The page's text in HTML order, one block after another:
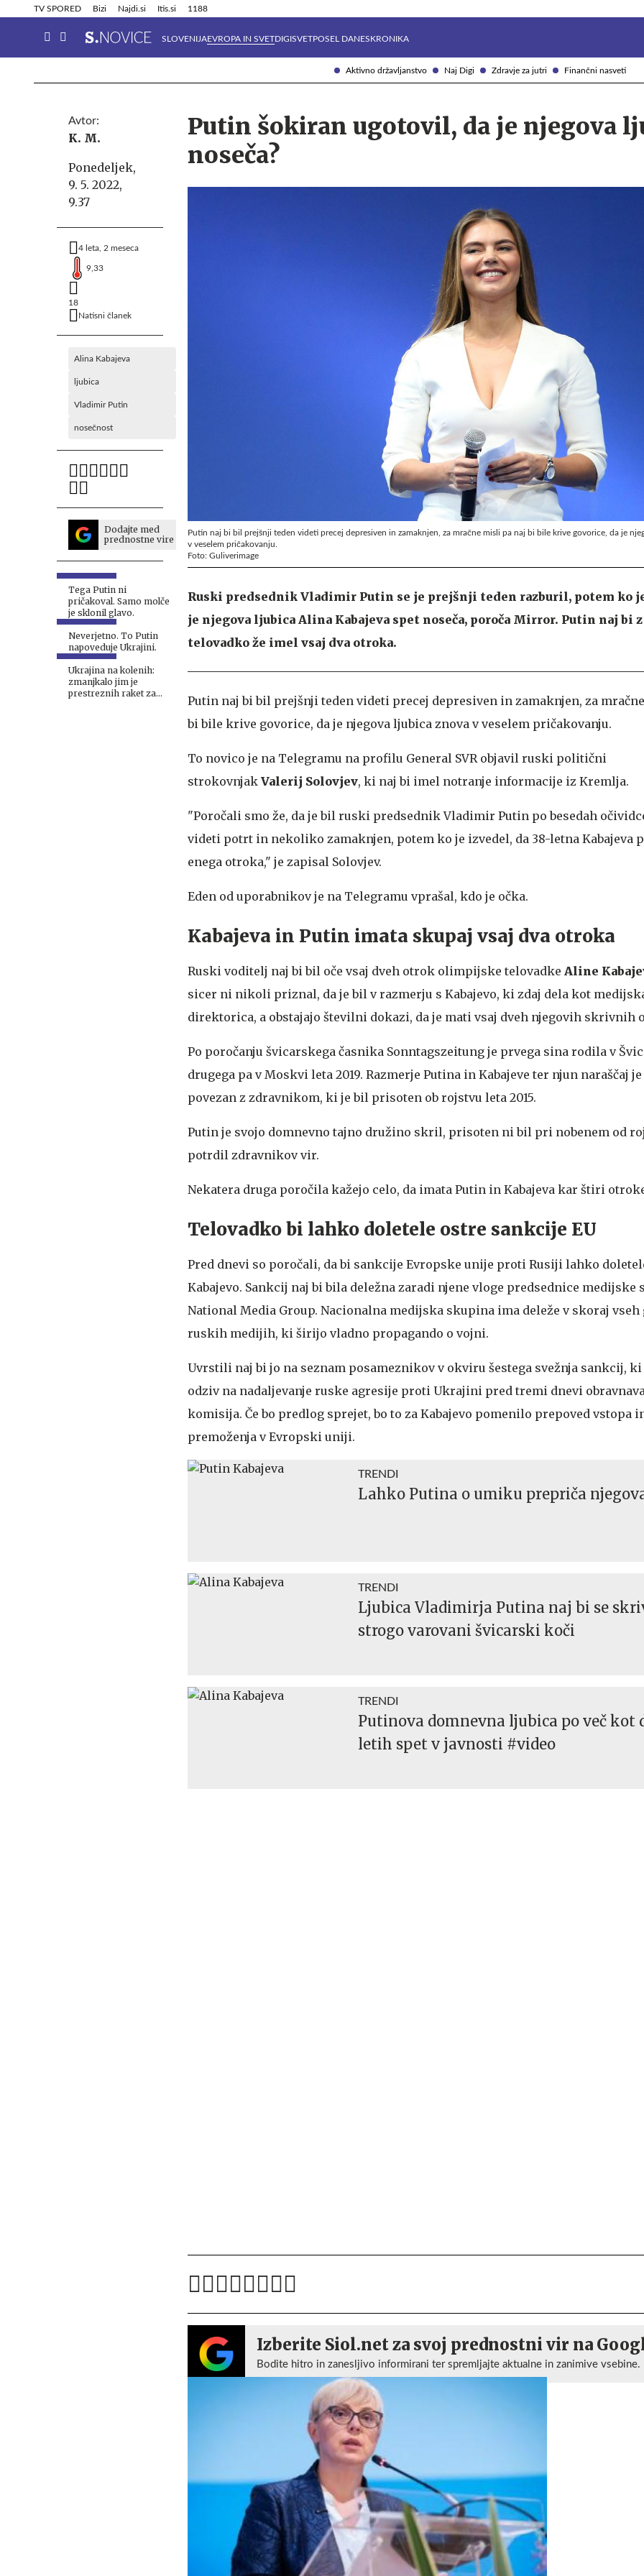
Aktivno državljanstvo Naj Digi Zdravje za jutri Finančni nasveti
TV SPORED Bizi Najdi.si Itis.si 1188
SLOVENIJAEVROPA IN SVETDIGISVETPOSEL DANESKRONIKA
Info in obvestila Tehnik
Avtor:
K. M.
Ponedeljek,
9. 5. 2022,
9.37
4 leta, 2 meseca
9,33
18
Natisni članek
Alina Kabajeva
ljubica
Vladimir Putin
nosečnost
Dodajte med
prednostne vire
Tega Putin ni
pričakoval. Samo molče
je sklonil glavo.
Neverjetno. To Putin
napoveduje Ukrajini.
Ukrajina na kolenih:
zmanjkalo jim je
prestreznih raket za
Putin šokiran ugotovil, da je njegova
noseča?
Putin naj bi bil prejšnji teden videti precej depresiven in zamaknjen, za mračne misli pa naj bi bile krive govorice, da je
v veselem pričakovanju.
Foto: Guliverimage
Ruski predsednik Vladimir Putin se je prejšnji teden razburil, potem ko
je njegova ljubica Alina Kabajeva spet noseča, poroča Mirror. Putin naj bi
telovadko že imel vsaj dva otroka.
Putin naj bi bil prejšnji teden videti precej depresiven in zamaknjen, za
bi bile krive govorice, da je njegova ljubica znova v veselem pričakovanju.
To novico je na Telegramu na profilu General SVR objavil ruski politični
strokovnjak Valerij Solovjev, ki naj bi imel notranje informacije iz Kremlja.
"Poročali smo že, da je bil ruski predsednik Vladimir Putin po besedah
videti potrt in nekoliko zamaknjen, potem ko je izvedel, da 38-letna Kabajeva
enega otroka," je zapisal Solovjev.
Eden od uporabnikov je na Telegramu vprašal, kdo je očka.
Kabajeva in Putin imata skupaj vsaj dva otroka
Ruski voditelj naj bi bil oče vsaj dveh otrok olimpijske telovadke Aline
sicer ni nikoli priznal, da je bil v razmerju s Kabajevo, ki zdaj dela kot
direktorica, a obstajajo številni dokazi, da je mati vsaj dveh njegovih skrivnih
Po poročanju švicarskega časnika Sonntagszeitung je prvega sina rodila v
drugega pa v Moskvi leta 2019. Razmerje Putina in Kabajeve ter njun naraščaj
povezan z zdravnikom, ki je bil prisoten ob rojstvu leta 2015.
Putin je svojo domnevno tajno družino skril, prisoten ni bil pri nobenem od
potrdil zdravnikov vir.
Nekatera druga poročila kažejo celo, da imata Putin in Kabajeva kar štiri
Telovadko bi lahko doletele ostre sankcije EU
Pred dnevi so poročali, da bi sankcije Evropske unije proti Rusiji lahko
Kabajevo. Sankcij naj bi bila deležna zaradi njene vloge predsednice medijske
National Media Group. Nacionalna medijska skupina ima deleže v skoraj
ruskih medijih, ki širijo vladno propagando o vojni.
Uvrstili naj bi jo na seznam posameznikov v okviru šestega svežnja sankcij, ki
odziv na nadaljevanje ruske agresije proti Ukrajini pred tremi dnevi
komisija. Če bo predlog sprejet, bo to za Kabajevo pomenilo prepoved vstopa
premoženja v Evropski uniji.
TRENDI
Lahko Putina o umiku prepriča
TRENDI
Ljubica Vladimirja Putina naj bi se
strogo varovani švicarski koči
TRENDI
Putinova domnevna ljubica po več kot
letih spet v javnosti #video
Izberite Siol.net za svoj prednostni vir na
Bodite hitro in zanesljivo informirani ter spremljajte aktualne in zanimive vsebine.